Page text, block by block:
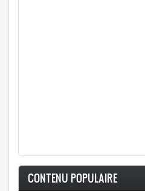
CONTENU POPULAIRE